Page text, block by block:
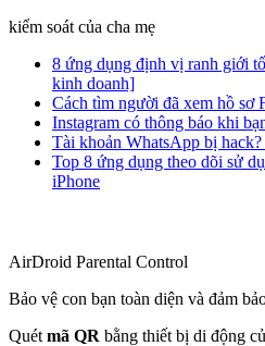
kiểm soát của cha mẹ
8 ứng dụng định vị ranh giới
kinh doanh]
Cách tìm người đã xem hồ sơ
Instagram có thông báo khi
Tài khoản WhatsApp bị
Top 8 ứng dụng theo dõi sử
iPhone
AirDroid Parental Control
Bảo vệ con bạn toàn diện và đảm
Quét mã QR bằng thiết bị di động